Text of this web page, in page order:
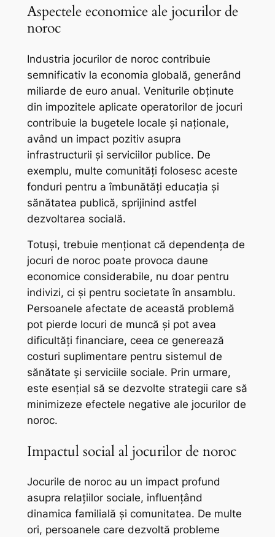
Aspectele economice ale jocurilor de
noroc
Industria jocurilor de noroc contribuie
semnificativ la economia globală, generând
miliarde de euro anual. Veniturile obținute
din impozitele aplicate operatorilor de jocuri
contribuie la bugetele locale și naționale,
având un impact pozitiv asupra
infrastructurii și serviciilor publice. De
exemplu, multe comunități folosesc aceste
fonduri pentru a îmbunătăți educația și
sănătatea publică, sprijinind astfel
dezvoltarea socială.
Totuși, trebuie menționat că dependența de
jocuri de noroc poate provoca daune
economice considerabile, nu doar pentru
indivizi, ci și pentru societate în ansamblu.
Persoanele afectate de această problemă
pot pierde locuri de muncă și pot avea
dificultăți financiare, ceea ce generează
costuri suplimentare pentru sistemul de
sănătate și serviciile sociale. Prin urmare,
este esențial să se dezvolte strategii care să
minimizeze efectele negative ale jocurilor de
noroc.
Impactul social al jocurilor de noroc
Jocurile de noroc au un impact profund
asupra relațiilor sociale, influențând
dinamica familială și comunitatea. De multe
ori, persoanele care dezvoltă probleme